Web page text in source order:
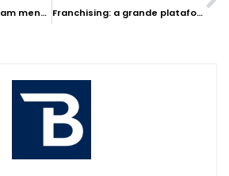
Chocolaterias adaptam menu para atender todos os bolsos Franchising: a grande plataforma de crescimento das indústrias